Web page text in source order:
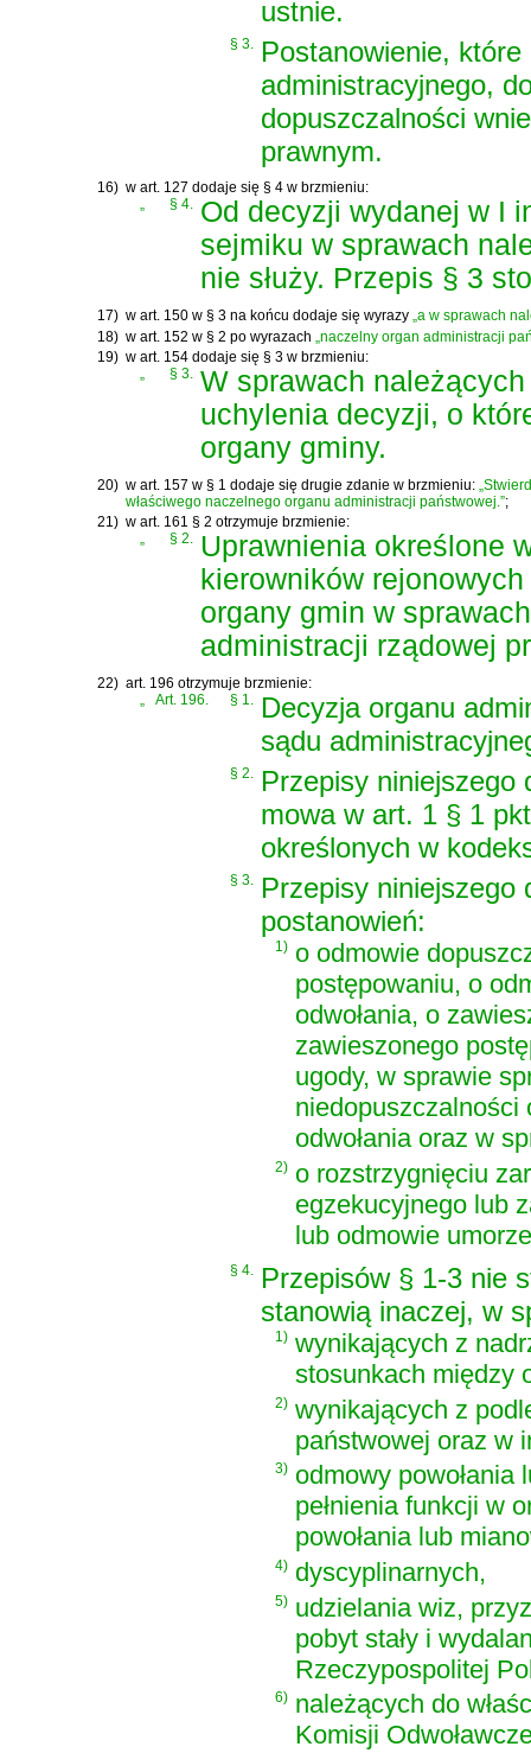
ustnie.
§ 3.
Postanowienie,
administracyjnego,
dopuszczalności
prawnym.
16) w art. 127 dodaje się § 4 w brzmieniu:
„
§ 4. Od decyzji wydanej w I
sejmiku w sprawach
nie służy. Przepis § 3
17) w art. 150 w § 3 na końcu dodaje się wyrazy „a w sprawach
18) w art. 152 w § 2 po wyrazach „naczelny organ administracji
19) w art. 154 dodaje się § 3 w brzmieniu:
„
§ 3. W sprawach
uchylenia decyzji, o
organy gminy.
20) w art. 157 w § 1 dodaje się drugie zdanie w brzmieniu:
właściwego naczelnego organu administracji państwowej.”;
21) w art. 161 § 2 otrzymuje brzmienie:
„
§ 2. Uprawnienia określone
kierowników
organy gmin w
administracji rządowej
22) art. 196 otrzymuje brzmienie:
„
Art. 196. § 1. Decyzja organu
sądu
§ 2. Przepisy niniejszego
mowa w art. 1 § 1
określonych w
§ 3. Przepisy niniejszego
postanowień:
1) o odmowie
postępowaniu, o
odwołania, o
zawieszonego
ugody, w sprawie
niedopuszczalności
odwołania oraz w
2) o rozstrzygnięciu
egzekucyjnego lub
lub odmowie
§ 4. Przepisów § 1-3 nie
stanowią inaczej, w
1) wynikających z
stosunkach między
2) wynikających z
państwowej oraz w
3) odmowy
pełnienia funkcji w
powołania lub
4) dyscyplinarnych,
5) udzielania wiz,
pobyt stały i
Rzeczypospolitej
6) należących do
Komisji